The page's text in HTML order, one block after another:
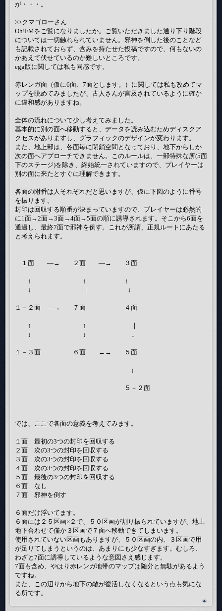
が・・・。
>>クマゴローさん
Oh!FMをご覧になりましたか。ご覧いただきました通り下り階段
については一切触れられていません。邪神を倒した後のことなど
も記載されておらず、含みを持たせた投稿ですので、何もないの
かあえて伏せているのか難しいところです。
egg版に関しては私も同感です。
赤レンガ面（仮に6面、7面とします。）に関しては私も改めてマ
ップを眺めてみましたが、古人さんが言及されているように確か
に違和感がありますね。
全体の流れについて少し考えてみました。
基本的に別の面へ移動すると、データを読み込むためディスクア
クセスがありますし、グラフィックのデザインが変わります。
また、地上部は、各面毎に閉鎖空間となっており、地下からしか
次の面へアプローチできません。このルールは、一部特殊な所(5面
下のステージ)を除き、終始統一されていますので、プレイヤーは
別の面に来たとすぐに理解できます。
各面の附番は人それぞれだと思いますが、仮に下図のように番号
を振ります。
封印は回収する順番が決まっていますので、プレイヤーは必然的
に1面→2面→3面→4面→5面の順に誘導されます。そこから6面を
通過し、最終7面で邪神を倒す。これが所謂、正規ルートにあたる
と考えられます。
１面 ―→ ２面 ―→ ３面
↑ ↑ ↑
↓ ｜ ↓
１－２面 ―→ ７面 ４面
↑ ↑ ｜
↓ ↓ ↓
１－３面 ６面 ←→ ５面
↓
５－２面
では、ここで各面の意義を考えてみます。
１面 最初の3つの封印を回収する
２面 次の3つの封印を回収する
３面 次の3つの封印を回収する
４面 次の3つの封印を回収する
５面 最後の3つの封印を回収する
６面 なし
７面 邪神を倒す
６面だけ浮いてます。
６面には２５区画×２で、５０区画が割り振られていますが、地上
地下合わせて僅か３区画で７面へ移動できてしまいます。
使用されていない区画もありますが、５０区画の内、３区画で用
が足りてしまうというのは、あまりにも少なすぎます。むしろ、
わざと7面に誘導しているような意図さえ感じます。
7面も含め、やはり赤レンガ地帯のマップは随分と無駄があるよう
ですね。
また、この辺りから地下の敵が復活しなくなるという点も気にな
る所です。